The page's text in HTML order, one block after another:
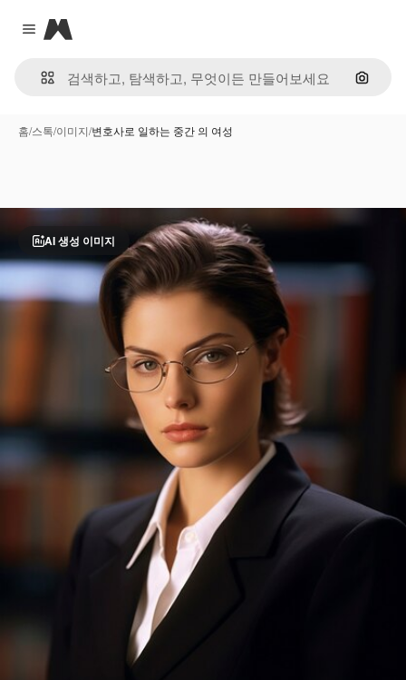
Close menu
Magnific
이미지
홈/스톡/이미지/변호사로 일하는 중간 의 여성
AI 생성 이미지